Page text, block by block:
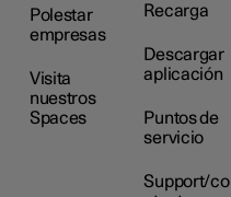
Polestar
empresas
Visita
nuestros
Spaces
Recarga
Descargar
aplicación
Puntos de
servicio
Support/co